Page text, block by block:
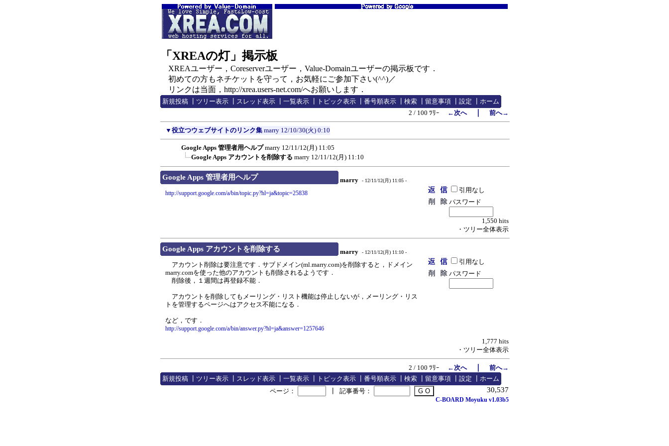
「XREAの灯」掲示板
XREAユーザー，Coreserverユーザー，Value-Domainユーザーの掲示板です．
初めての方もネチケットを守って，お気軽にご参加下さい(^^)／
リンクは当面，http://xrea.users-net.com/へお願いします．
新規投稿 ツリー表示 スレッド表示 一覧表示 トピック表示 番号順表示 検索 留意事項 設定
ホーム
2 / 100 ﾂﾘｰ
←次へ｜ 前へ→
▼ 役立つウェブサイトのリンク集 marry 12/10/30(火) 0:10
Google Apps 管理者用ヘルプ marry 12/11/12(月) 11:05
Google Apps アカウントを削除する marry 12/11/12(月) 11:10
Google Apps 管理者用ヘルプ marry - 12/11/12(月) 11:05 -
http://support.google.com/a/bin/topic.py?hl=ja&topic=25838
引用なし
パスワード
1,550 hits
・ツリー全体表示
Google Apps アカウントを削除する marry - 12/11/12(月) 11:10 -
アカウント削除は要注意です．サブドメイン(ml.marry.com)を削除すると，ドメイン
marry.comを使った他のアカウントも削除されるようです．
削除後，１週間は再登録不能．
アカウントを削除してもメーリング・リスト機能は停止しないが，メーリング・リス
トを管理するページへはアクセス不能になる．
など，です．
http://support.google.com/a/bin/answer.py?hl=ja&answer=1257646
引用なし
パスワード
1,777 hits
・ツリー全体表示
2 / 100 ﾂﾘｰ ←次へ｜ 前へ→
新規投稿
ツリー表示 スレッド表示 一覧表示 トピック表示 番号順表示 検索 留意事項 設定 ホーム
30,537
ページ： 記事番号：
C-BOARD Moyuku v1.03b5